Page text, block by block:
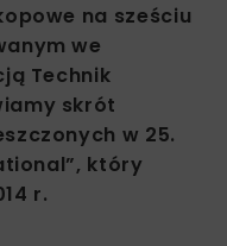
na sześciu
we
Technik
skrót
w 25.
który
r.